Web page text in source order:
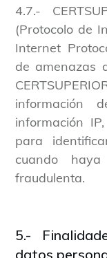
4.7.-
(Protocolo de
Internet
de amenazas
información
información
para
cuando
fraudulenta.
5.-
datos